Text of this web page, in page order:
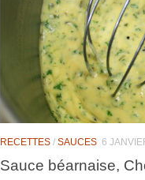
RECETTES / SAUCES 6
Sauce béarnaise,